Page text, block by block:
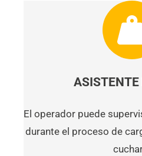
ASISTENTE
El operador puede
durante el proceso de